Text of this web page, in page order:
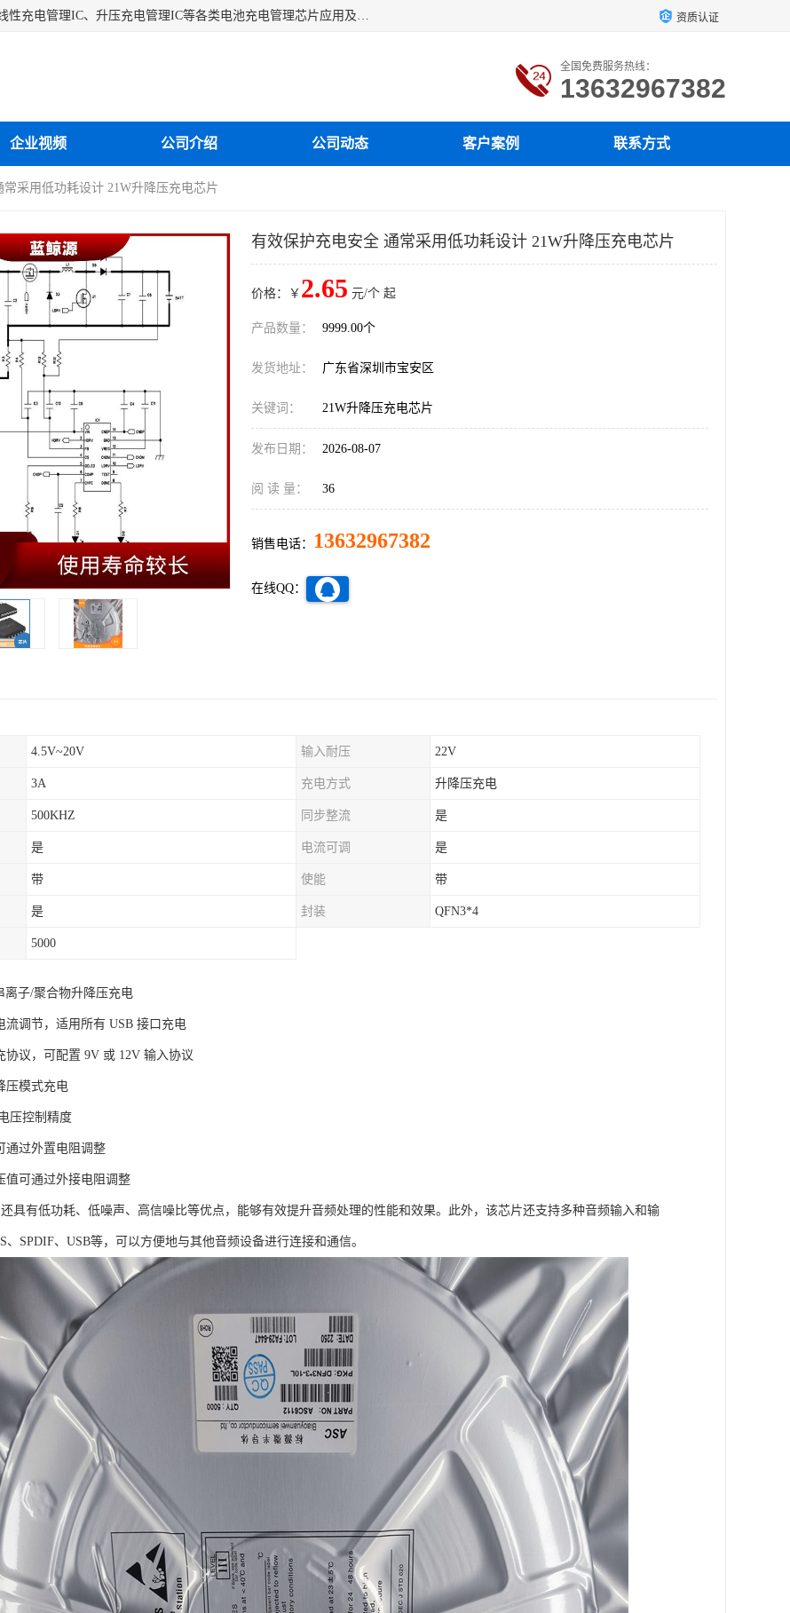
深圳市蓝鲸源科技有限公司是一家专注于开关型充电管理IC、线性充电管理IC、升压充电管理IC等各类电池充电管理芯片应用及芯片销售的企业，多年来公司为众多企业解决充电应用难题，设计缺陷，EMC超量等问题，是一家以充电技术指导为核心的充电芯片销售公司。 资质认证
全国免费服务热线：
13632967382
企业视频 公司介绍 公司动态 客户案例 联系方式
采用低功耗设计 21W升降压充电芯片
有效保护充电安全 通常采用低功耗设计 21W升降压充电芯片
价格：￥ 2.65 元/个 起
产品数量： 9999.00个
发货地址： 广东省深圳市宝安区
关键词： 21W升降压充电芯片
发布日期： 2026-08-07
阅 读 量： 36
销售电话： 13632967382
在线QQ：
4.5V~20V 输入耐压 22V
3A 充电方式 升降压充电
500KHZ 同步整流 是
是 电流可调 是
带 使能 带
是 封装 QFN3*4
5000
离子/聚合物升降压充电
流调节，适用所有 USB 接口充电
协议，可配置 9V 或 12V 输入协议
压模式充电
压控制精度
通过外置电阻调整
值可通过外接电阻调整
还具有低功耗、低噪声、高信噪比等优点，能够有效提升音频处理的性能和效果。此外，该芯片还支持多种音频输入和输
、SPDIF、USB等，可以方便地与其他音频设备进行连接和通信。